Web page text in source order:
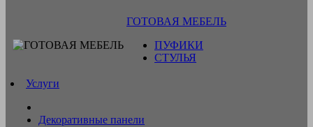
ГОТОВАЯ МЕБЕЛЬ
ПУФИКИ
СТУЛЬЯ
Услуги
Декоративные панели